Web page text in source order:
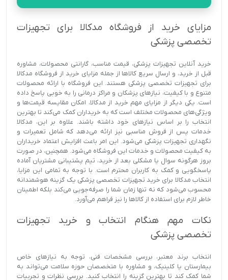
مزایای خرید از فروشگاه مدکالا برای تجهیزات
تخصصی پزشکی
خرید آنلاین تجهیزات پزشکی، قیمت مناسب، گارانتی محصولات، مشاوره
قبل از خرید، و ارسال سریع کالاها از جمله مزایای خرید از فروشگاه مدکالا
برای تجهیزات تخصصی پزشکی هستند. این فروشگاه با ارائه محصولات
متنوع و با کیفیت، نیازهای پزشکان و مراکز درمانی را به خوبی پاسخ داده
است. یکی دیگر از مزایای مهم خرید از مدکالا، امکان مقایسه قیمت‌ها و
ویژگی‌های محصولات مختلف است که به خریداران کمک می‌کند تا بهترین
انتخاب را بر اساس نیازهای خود داشته باشند. علاوه بر این، مدکالا
خدمات پس از فروش مناسبی نیز ارائه می‌دهد که شامل تعمیرات و
نگهداری تجهیزات پزشکی می‌شود. این امر باعث افزایش اعتماد خریداران
به کیفیت محصولات و خدمات این فروشگاه می‌شود. همچنین، در صورت
بروز هرگونه سوال یا مشکلی بعد از خرید، تیم پشتیبانی مشتریان آماده
پاسخگویی و کمک به کاربران محترم است. با توجه به تمامی این مزایا،
انتخاب مدکالا برای خرید تجهیزات تخصصی پزشکی یک گزینه هوشمندانه
محسوب می‌شود که نه تنها زمان شما را صرفه‌جویی می‌کند بلکه اطمینان
خاطر لازم برای استفاده از کالاها را نیز فراهم می‌آورد.
نکات مهم هنگام انتخاب و خرید تجهیزات
تخصصی پزشکی
انتخاب برند معتبر، بررسی مشخصات فنی، توجه به نیازهای خاص
بیمارستان یا کلینیک، و مشاوره با متخصصان حوزه سلامت می‌تواند به
شما کمک کند تا بهترین گزینه را انتخاب کنید. بررسی نظرات و تجربیات